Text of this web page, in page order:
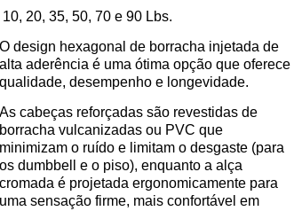
10, 20, 35, 50, 70 e 90 Lbs.
O design hexagonal de borracha injetada de
alta aderência é uma ótima opção que oferece
qualidade, desempenho e longevidade.
As cabeças reforçadas são revestidas de
borracha vulcanizadas ou PVC que
minimizam o ruído e limitam o desgaste (para
os dumbbell e o piso), enquanto a alça
cromada é projetada ergonomicamente para
uma sensação firme, mais confortável em